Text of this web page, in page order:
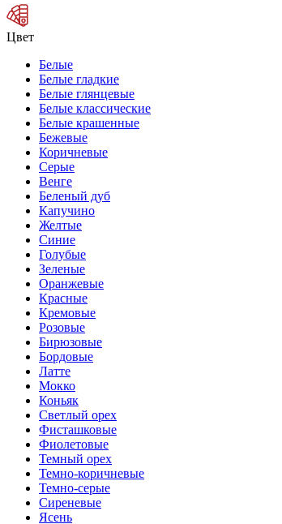
Цвет
Белые
Белые гладкие
Белые глянцевые
Белые классические
Белые крашенные
Бежевые
Коричневые
Серые
Венге
Беленый дуб
Капучино
Желтые
Синие
Голубые
Зеленые
Оранжевые
Красные
Кремовые
Розовые
Бирюзовые
Бордовые
Латте
Мокко
Коньяк
Светлый орех
Фисташковые
Фиолетовые
Темный орех
Темно-коричневые
Темно-серые
Сиреневые
Ясень